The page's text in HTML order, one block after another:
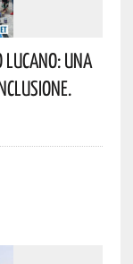
Una